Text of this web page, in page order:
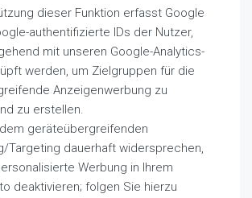
dieser Funktion erfasst Google
authentifizierte IDs der Nutzer,
mit unseren Google-Analytics-
werden, um Zielgruppen für die
Anzeigenwerbung zu
zu erstellen.
geräteübergreifenden
Targeting dauerhaft widersprechen,
Werbung in Ihrem
deaktivieren; folgen Sie hierzu